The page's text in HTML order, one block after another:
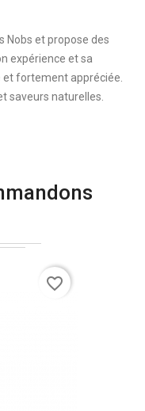
Nobs et propose des
expérience et sa
fortement appréciée.
saveurs naturelles.
favorite_border